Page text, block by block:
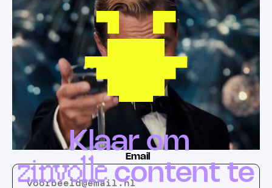
Klaar om
zinvollecontent te
Email